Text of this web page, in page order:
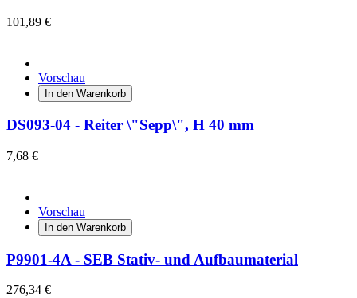
101,89 €
Vorschau
In den Warenkorb
DS093-04 - Reiter \"Sepp\", H 40 mm
7,68 €
Vorschau
In den Warenkorb
P9901-4A - SEB Stativ- und Aufbaumaterial
276,34 €